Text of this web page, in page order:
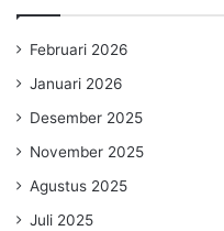
Februari 2026
Januari 2026
Desember 2025
November 2025
Agustus 2025
Juli 2025